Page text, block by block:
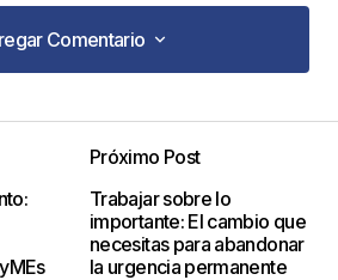
Comentario
Comentario
obligatorios están
Próximo Post
Trabajar sobre lo
importante: El cambio que
necesitas para abandonar
la urgencia permanente